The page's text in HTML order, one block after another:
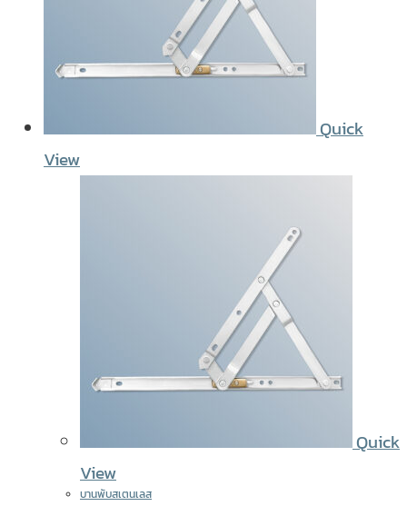
Quick
View
Quick
View
บานพับสเตนเลส